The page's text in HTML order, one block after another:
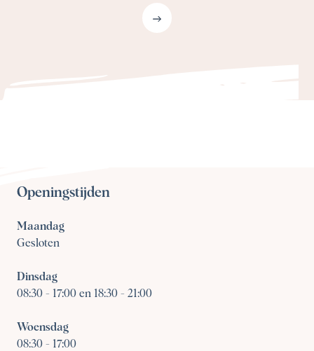
Openingstijden
Maandag
Gesloten
Dinsdag
08:30 - 17:00 en 18:30 - 21:00
Woensdag
08:30 - 17:00